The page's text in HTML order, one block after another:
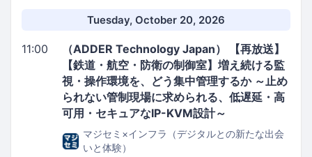
Tuesday, October 20, 2026
11:00
（ADDER Technology Japan） 【再放送】
【鉄道・航空・防衛の制御室】増え続ける監
視・操作環境を、どう集中管理するか ～止め
られない管制現場に求められる、低遅延・高
可用・セキュアなIP-KVM設計～
マジセミ×インフラ（デジタルとの新たな出会
いと体験）